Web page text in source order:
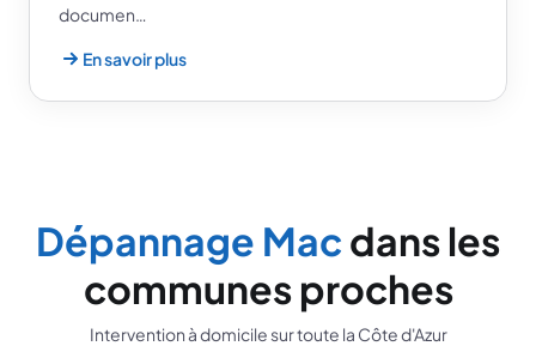
documen…
En savoir plus
Dépannage Mac dans les
communes proches
Intervention à domicile sur toute la Côte d'Azur